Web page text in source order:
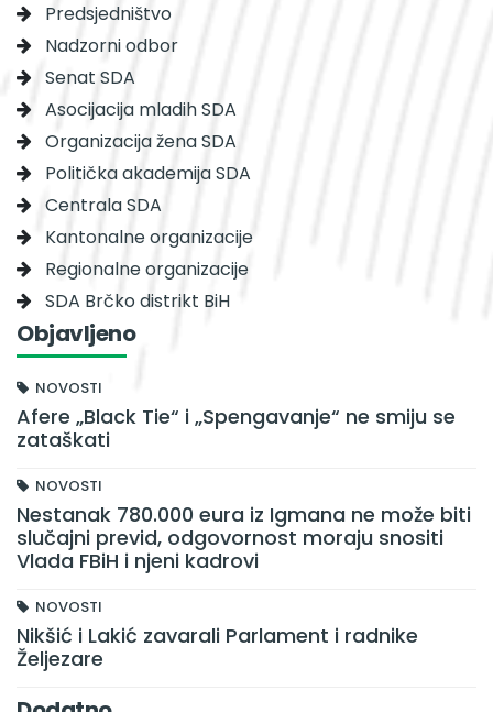
Predsjedništvo
Nadzorni odbor
Senat SDA
Asocijacija mladih SDA
Organizacija žena SDA
Politička akademija SDA
Centrala SDA
Kantonalne organizacije
Regionalne organizacije
SDA Brčko distrikt BiH
Objavljeno
NOVOSTI
Afere „Black Tie“ i „Spengavanje“ ne smiju se
zataškati
NOVOSTI
Nestanak 780.000 eura iz Igmana ne može biti
slučajni previd, odgovornost moraju snositi
Vlada FBiH i njeni kadrovi
NOVOSTI
Nikšić i Lakić zavarali Parlament i radnike
Željezare